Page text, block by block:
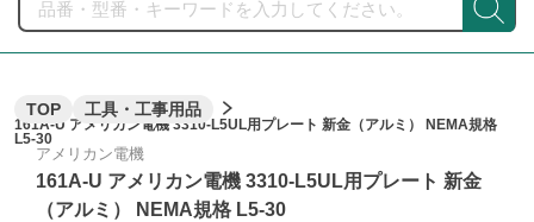
TOP 工具・工事用品
161A-U アメリカン電機 3310-L5UL用プレート 新金（アルミ） NEMA規格
L5-30
アメリカン電機
161A-U アメリカン電機 3310-L5UL用プレート 新金
（アルミ） NEMA規格 L5-30